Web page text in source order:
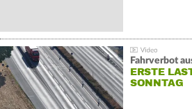
Fahrverbot
ERSTE
SONNTAG